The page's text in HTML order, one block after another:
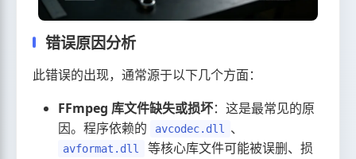
错误原因分析
此错误的出现，通常源于以下几个方面：
FFmpeg 库文件缺失或损坏：这是最常见的原
因。程序依赖的
avcodec.dll 、
avformat.dll
等核心库文件可能被误删、损